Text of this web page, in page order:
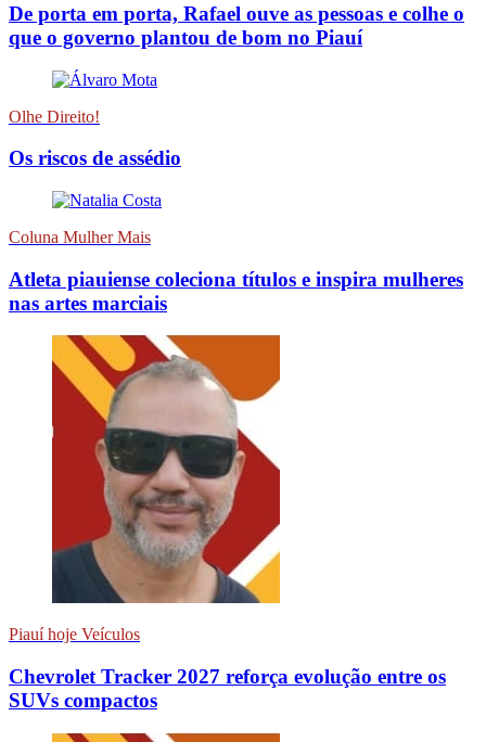
De porta em porta, Rafael ouve as pessoas e colhe o
que o governo plantou de bom no Piauí
Olhe Direito!
Os riscos de assédio
Coluna Mulher Mais
Atleta piauiense coleciona títulos e inspira mulheres
nas artes marciais
Piauí hoje Veículos
Chevrolet Tracker 2027 reforça evolução entre os
SUVs compactos